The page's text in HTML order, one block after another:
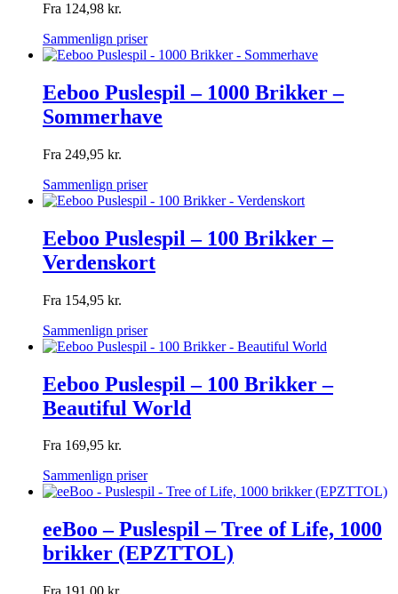
Fra 124,98 kr.
Sammenlign priser
Eeboo Puslespil – 1000 Brikker –
Sommerhave
Fra 249,95 kr.
Sammenlign priser
Eeboo Puslespil – 100 Brikker –
Verdenskort
Fra 154,95 kr.
Sammenlign priser
Eeboo Puslespil – 100 Brikker –
Beautiful World
Fra 169,95 kr.
Sammenlign priser
eeBoo – Puslespil – Tree of Life, 1000
brikker (EPZTTOL)